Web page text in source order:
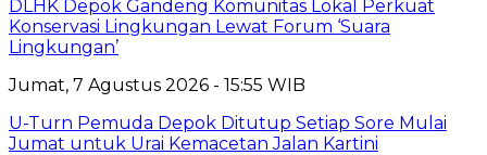
DLHK Depok Gandeng Komunitas Lokal Perkuat
Konservasi Lingkungan Lewat Forum ‘Suara
Lingkungan’
Jumat, 7 Agustus 2026 - 15:55 WIB
U-Turn Pemuda Depok Ditutup Setiap Sore Mulai
Jumat untuk Urai Kemacetan Jalan Kartini